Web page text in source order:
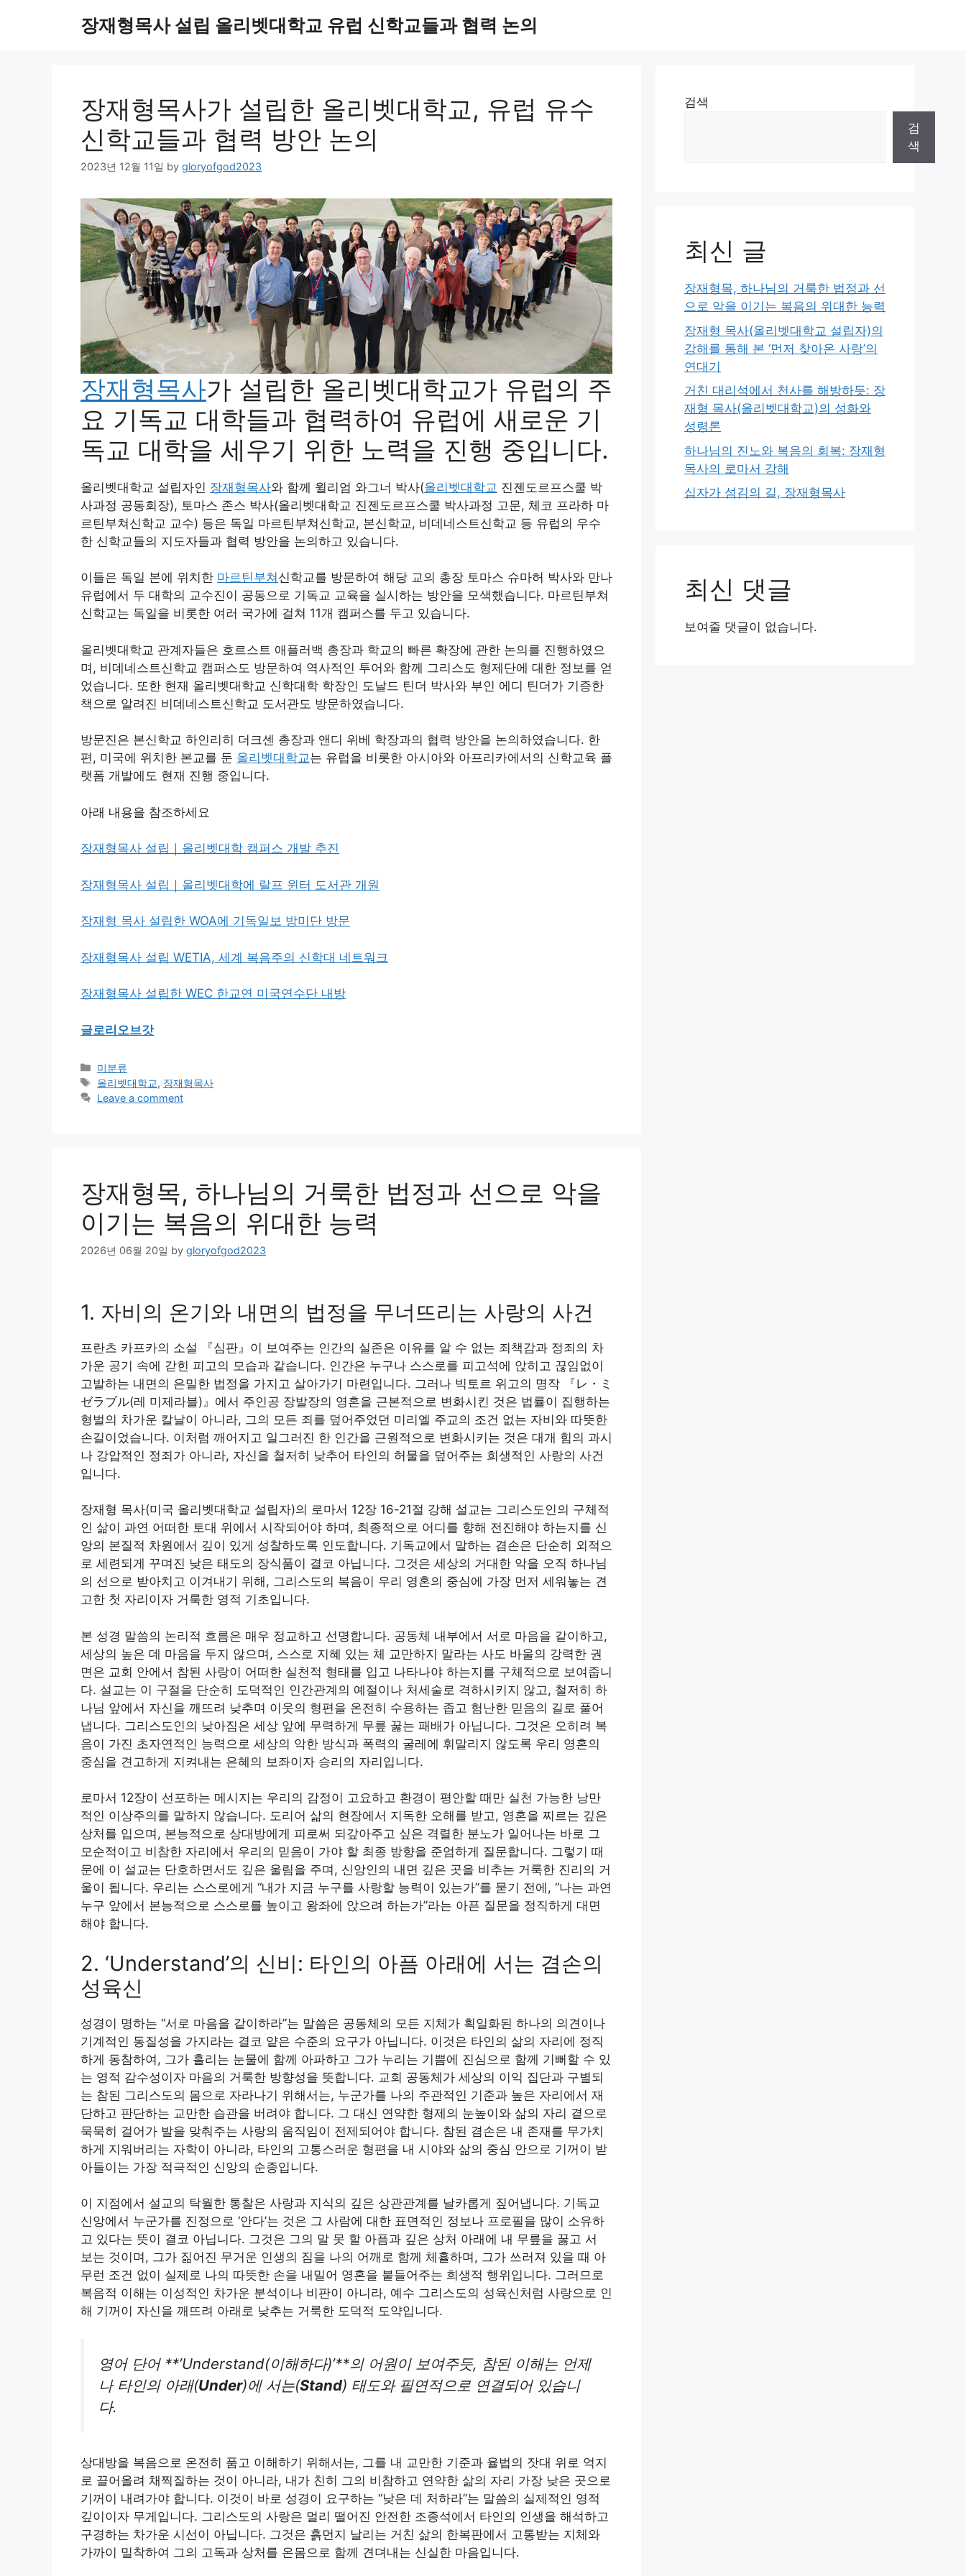
장재형목사 설립 올리벳대학교 유럽 신학교들과 협력 논의
장재형목사가 설립한 올리벳대학교, 유럽 유수
신학교들과 협력 방안 논의
2023년 12월 11일 by gloryofgod2023
장재형목사가 설립한 올리벳대학교가 유럽의 주
요 기독교 대학들과 협력하여 유럽에 새로운 기
독교 대학을 세우기 위한 노력을 진행 중입니다.
올리벳대학교 설립자인 장재형목사와 함께 윌리엄 와그너 박사(올리벳대학교 진젠도르프스쿨 박
사과정 공동회장), 토마스 존스 박사(올리벳대학교 진젠도르프스쿨 박사과정 고문, 체코 프라하 마
르틴부쳐신학교 교수) 등은 독일 마르틴부쳐신학교, 본신학교, 비데네스트신학교 등 유럽의 우수
한 신학교들의 지도자들과 협력 방안을 논의하고 있습니다.
이들은 독일 본에 위치한 마르틴부쳐 신학교를 방문하여 해당 교의 총장 토마스 슈마허 박사와 만나
유럽에서 두 대학의 교수진이 공동으로 기독교 교육을 실시하는 방안을 모색했습니다. 마르틴부쳐
신학교는 독일을 비롯한 여러 국가에 걸쳐 11개 캠퍼스를 두고 있습니다.
올리벳대학교 관계자들은 호르스트 애플러백 총장과 학교의 빠른 확장에 관한 논의를 진행하였으
며, 비데네스트신학교 캠퍼스도 방문하여 역사적인 투어와 함께 그리스도 형제단에 대한 정보를 얻
었습니다. 또한 현재 올리벳대학교 신학대학 학장인 도날드 틴더 박사와 부인 에디 틴더가 기증한
책으로 알려진 비데네스트신학교 도서관도 방문하였습니다.
방문진은 본신학교 하인리히 더크센 총장과 앤디 위베 학장과의 협력 방안을 논의하였습니다. 한
편, 미국에 위치한 본교를 둔 올리벳대학교는 유럽을 비롯한 아시아와 아프리카에서의 신학교육 플
랫폼 개발에도 현재 진행 중입니다.
아래 내용을 참조하세요
장재형목사 설립｜올리벳대학 캠퍼스 개발 추진
장재형목사 설립｜올리벳대학에 랄프 윈터 도서관 개원
장재형 목사 설립한 WOA에 기독일보 방미단 방문
장재형목사 설립 WETIA, 세계 복음주의 신학대 네트워크
장재형목사 설립한 WEC 한교연 미국연수단 내방
글로리오브갓
Categories
미분류
Tags
올리벳대학교, 장재형목사
Leave a comment
장재형목, 하나님의 거룩한 법정과 선으로 악을
이기는 복음의 위대한 능력
2026년 06월 20일 by gloryofgod2023
1. 자비의 온기와 내면의 법정을 무너뜨리는 사랑의 사건
프란츠 카프카의 소설 『심판』이 보여주는 인간의 실존은 이유를 알 수 없는 죄책감과 정죄의 차
가운 공기 속에 갇힌 피고의 모습과 같습니다. 인간은 누구나 스스로를 피고석에 앉히고 끊임없이
고발하는 내면의 은밀한 법정을 가지고 살아가기 마련입니다. 그러나 빅토르 위고의 명작 『レ・ミ
ゼラブル(레 미제라블)』에서 주인공 장발장의 영혼을 근본적으로 변화시킨 것은 법률이 집행하는
형벌의 차가운 칼날이 아니라, 그의 모든 죄를 덮어주었던 미리엘 주교의 조건 없는 자비와 따뜻한
손길이었습니다. 이처럼 깨어지고 일그러진 한 인간을 근원적으로 변화시키는 것은 대개 힘의 과시
나 강압적인 정죄가 아니라, 자신을 철저히 낮추어 타인의 허물을 덮어주는 희생적인 사랑의 사건
입니다.
장재형 목사(미국 올리벳대학교 설립자)의 로마서 12장 16-21절 강해 설교는 그리스도인의 구체적
인 삶이 과연 어떠한 토대 위에서 시작되어야 하며, 최종적으로 어디를 향해 전진해야 하는지를 신
앙의 본질적 차원에서 깊이 있게 성찰하도록 인도합니다. 기독교에서 말하는 겸손은 단순히 외적으
로 세련되게 꾸며진 낮은 태도의 장식품이 결코 아닙니다. 그것은 세상의 거대한 악을 오직 하나님
의 선으로 받아치고 이겨내기 위해, 그리스도의 복음이 우리 영혼의 중심에 가장 먼저 세워놓는 견
고한 첫 자리이자 거룩한 영적 기초입니다.
본 성경 말씀의 논리적 흐름은 매우 정교하고 선명합니다. 공동체 내부에서 서로 마음을 같이하고,
세상의 높은 데 마음을 두지 않으며, 스스로 지혜 있는 체 교만하지 말라는 사도 바울의 강력한 권
면은 교회 안에서 참된 사랑이 어떠한 실천적 형태를 입고 나타나야 하는지를 구체적으로 보여줍니
다. 설교는 이 구절을 단순히 도덕적인 인간관계의 예절이나 처세술로 격하시키지 않고, 철저히 하
나님 앞에서 자신을 깨뜨려 낮추며 이웃의 형편을 온전히 수용하는 좁고 험난한 믿음의 길로 풀어
냅니다. 그리스도인의 낮아짐은 세상 앞에 무력하게 무릎 꿇는 패배가 아닙니다. 그것은 오히려 복
음이 가진 초자연적인 능력으로 세상의 악한 방식과 폭력의 굴레에 휘말리지 않도록 우리 영혼의
중심을 견고하게 지켜내는 은혜의 보좌이자 승리의 자리입니다.
로마서 12장이 선포하는 메시지는 우리의 감정이 고요하고 환경이 평안할 때만 실천 가능한 낭만
적인 이상주의를 말하지 않습니다. 도리어 삶의 현장에서 지독한 오해를 받고, 영혼을 찌르는 깊은
상처를 입으며, 본능적으로 상대방에게 피로써 되갚아주고 싶은 격렬한 분노가 일어나는 바로 그
모순적이고 비참한 자리에서 우리의 믿음이 가야 할 최종 방향을 준엄하게 질문합니다. 그렇기 때
문에 이 설교는 단호하면서도 깊은 울림을 주며, 신앙인의 내면 깊은 곳을 비추는 거룩한 진리의 거
울이 됩니다. 우리는 스스로에게 “내가 지금 누구를 사랑할 능력이 있는가”를 묻기 전에, “나는 과연
누구 앞에서 본능적으로 스스로를 높이고 왕좌에 앉으려 하는가”라는 아픈 질문을 정직하게 대면
해야 합니다.
2. ‘Understand’의 신비: 타인의 아픔 아래에 서는 겸손의
성육신
성경이 명하는 “서로 마음을 같이하라”는 말씀은 공동체의 모든 지체가 획일화된 하나의 의견이나
기계적인 동질성을 가지라는 결코 얕은 수준의 요구가 아닙니다. 이것은 타인의 삶의 자리에 정직
하게 동참하여, 그가 흘리는 눈물에 함께 아파하고 그가 누리는 기쁨에 진심으로 함께 기뻐할 수 있
는 영적 감수성이자 마음의 거룩한 방향성을 뜻합니다. 교회 공동체가 세상의 이익 집단과 구별되
는 참된 그리스도의 몸으로 자라나기 위해서는, 누군가를 나의 주관적인 기준과 높은 자리에서 재
단하고 판단하는 교만한 습관을 버려야 합니다. 그 대신 연약한 형제의 눈높이와 삶의 자리 곁으로
묵묵히 걸어가 발을 맞춰주는 사랑의 움직임이 전제되어야 합니다. 참된 겸손은 내 존재를 무가치
하게 지워버리는 자학이 아니라, 타인의 고통스러운 형편을 내 시야와 삶의 중심 안으로 기꺼이 받
아들이는 가장 적극적인 신앙의 순종입니다.
이 지점에서 설교의 탁월한 통찰은 사랑과 지식의 깊은 상관관계를 날카롭게 짚어냅니다. 기독교
신앙에서 누군가를 진정으로 ‘안다’는 것은 그 사람에 대한 표면적인 정보나 프로필을 많이 소유하
고 있다는 뜻이 결코 아닙니다. 그것은 그의 말 못 할 아픔과 깊은 상처 아래에 내 무릎을 꿇고 서
보는 것이며, 그가 짊어진 무거운 인생의 짐을 나의 어깨로 함께 체휼하며, 그가 쓰러져 있을 때 아
무런 조건 없이 실제로 나의 따뜻한 손을 내밀어 영혼을 붙들어주는 희생적 행위입니다. 그러므로
복음적 이해는 이성적인 차가운 분석이나 비판이 아니라, 예수 그리스도의 성육신처럼 사랑으로 인
해 기꺼이 자신을 깨뜨려 아래로 낮추는 거룩한 도덕적 도약입니다.
영어 단어 **’Understand(이해하다)’**의 어원이 보여주듯, 참된 이해는 언제
나 타인의 아래(Under)에 서는(Stand) 태도와 필연적으로 연결되어 있습니
다.
상대방을 복음으로 온전히 품고 이해하기 위해서는, 그를 내 교만한 기준과 율법의 잣대 위로 억지
로 끌어올려 채찍질하는 것이 아니라, 내가 친히 그의 비참하고 연약한 삶의 자리 가장 낮은 곳으로
기꺼이 내려가야 합니다. 이것이 바로 성경이 요구하는 “낮은 데 처하라”는 말씀의 실제적인 영적
깊이이자 무게입니다. 그리스도의 사랑은 멀리 떨어진 안전한 조종석에서 타인의 인생을 해석하고
구경하는 차가운 시선이 아닙니다. 그것은 흙먼지 날리는 거친 삶의 한복판에서 고통받는 지체와
가까이 밀착하여 그의 고독과 상처를 온몸으로 함께 견뎌내는 신실한 마음입니다.
검색
검
색
최신 글
장재형목, 하나님의 거룩한 법정과 선
으로 악을 이기는 복음의 위대한 능력
장재형 목사(올리벳대학교 설립자)의
강해를 통해 본 ‘먼저 찾아온 사랑’의
연대기
거친 대리석에서 천사를 해방하듯: 장
재형 목사(올리벳대학교)의 성화와
성령론
하나님의 진노와 복음의 회복: 장재형
목사의 로마서 강해
십자가 섬김의 길, 장재형목사
최신 댓글
보여줄 댓글이 없습니다.